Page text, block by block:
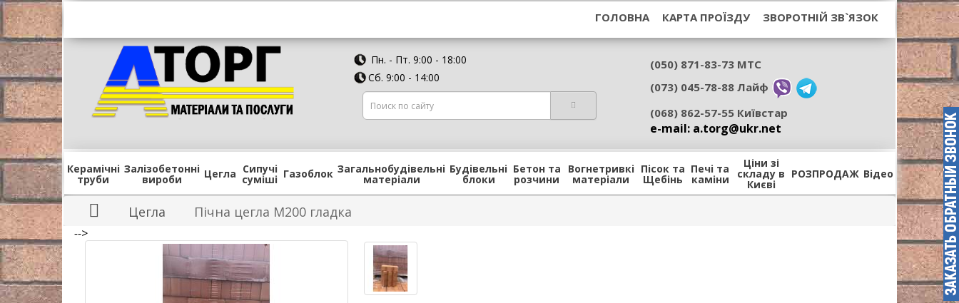
ГОЛОВНА КАРТА ПРОЇЗДУ ЗВОРОТНІЙ ЗВ`ЯЗОК
Пн. - Пт. 9:00 - 18:00
Сб. 9:00 - 14:00
(050) 871-83-73 МТС
(073) 045-78-88 Лайф
(068) 862-57-55 Київстар
e-mail: а.torg@ukr.net
Керамічні
труби
Залізобетонні
вироби Цегла Сипучі
суміші Газоблок Загальнобудівельні
матеріали
Будівельні
блоки
Бетон та
розчини
Вогнетривкі
матеріали
Пісок та
Щебінь
Печі та
каміни
Ціни зі
складу в
Києві
РОЗПРОДАЖ Відео
Цегла Пічна цегла М200 гладка
-->